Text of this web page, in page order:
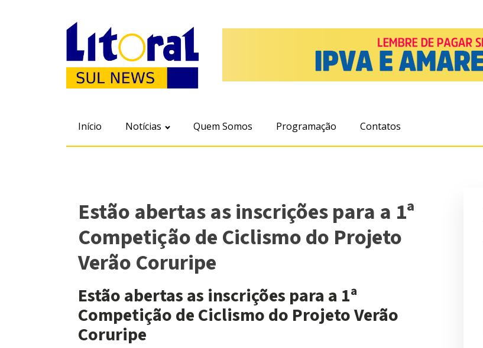
Início Notícias Quem Somos Programação Contatos
Estão abertas as inscrições para a 1ª
Competição de Ciclismo do Projeto
Verão Coruripe
Estão abertas as inscrições para a 1ª
Competição de Ciclismo do Projeto Verão
Coruripe